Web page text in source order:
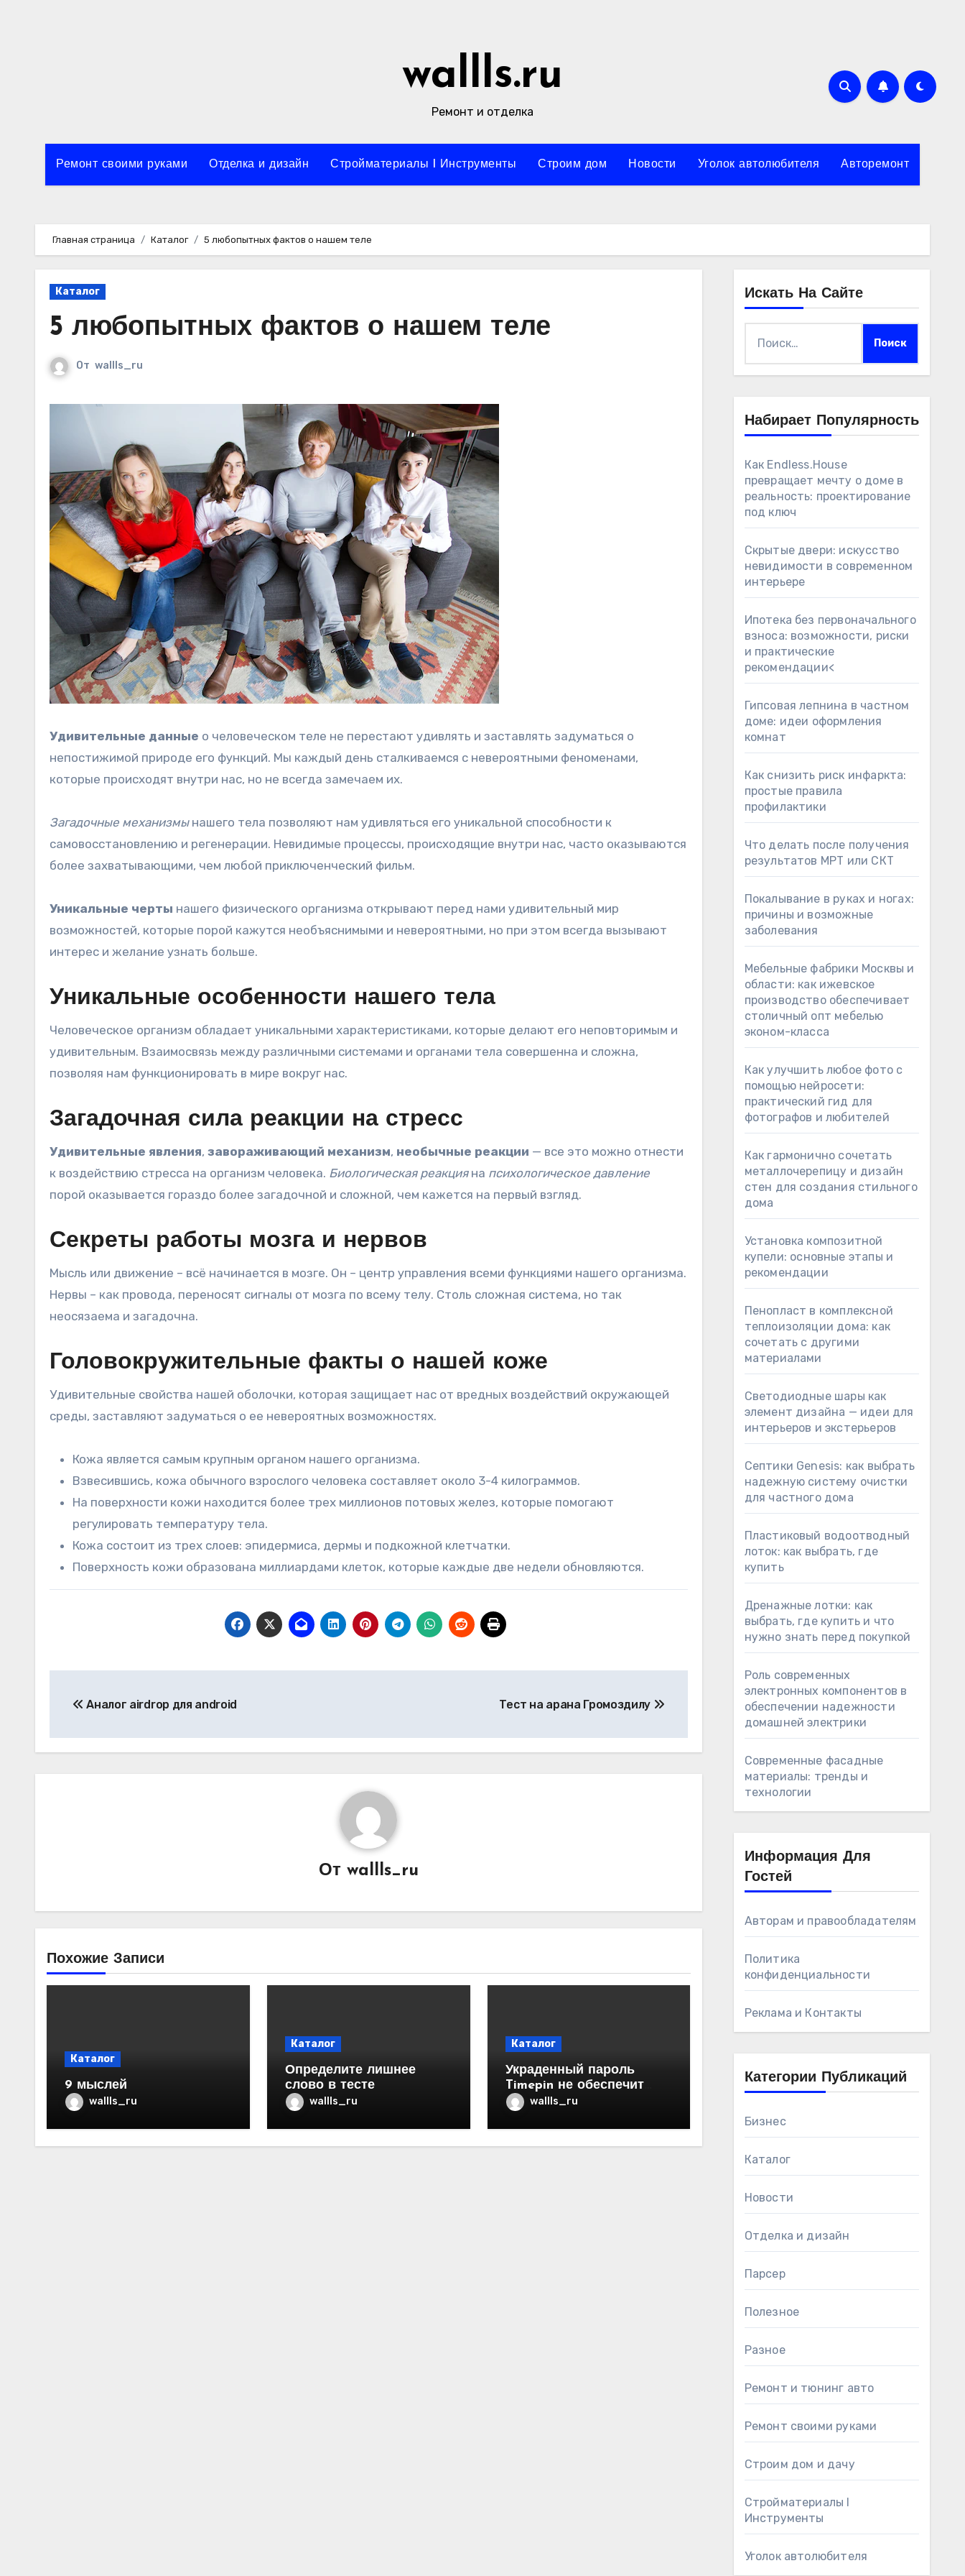
wallls.ru
Ремонт и отделка
Ремонт своими руками Отделка и дизайн Стройматериалы l Инструменты Строим дом Новости Уголок автолюбителя Авторемонт
Главная страница Каталог 5 любопытных фактов о нашем теле
Каталог
5 любопытных фактов о нашем теле
От wallls_ru
Удивительные данные о человеческом теле не перестают удивлять и заставлять задуматься о
непостижимой природе его функций. Мы каждый день сталкиваемся с невероятными феноменами,
которые происходят внутри нас, но не всегда замечаем их.
Загадочные механизмынашего тела позволяют нам удивляться его уникальной способности к
самовосстановлению и регенерации. Невидимые процессы, происходящие внутри нас, часто оказываются
более захватывающими, чем любой приключенческий фильм.
Уникальные черты нашего физического организма открывают перед нами удивительный мир
возможностей, которые порой кажутся необъяснимыми и невероятными, но при этом всегда вызывают
интерес и желание узнать больше.
Уникальные особенности нашего тела
Человеческое организм обладает уникальными характеристиками, которые делают его неповторимым и
удивительным. Взаимосвязь между различными системами и органами тела совершенна и сложна,
позволяя нам функционировать в мире вокруг нас.
Загадочная сила реакции на стресс
Удивительные явления, завораживающий механизм, необычные реакции — все это можно отнести
к воздействию стресса на организм человека. Биологическая реакцияна психологическое давление
порой оказывается гораздо более загадочной и сложной, чем кажется на первый взгляд.
Секреты работы мозга и нервов
Мысль или движение – всё начинается в мозге. Он – центр управления всеми функциями нашего организма.
Нервы – как провода, переносят сигналы от мозга по всему телу. Столь сложная система, но так
неосязаема и загадочна.
Головокружительные факты о нашей коже
Удивительные свойства нашей оболочки, которая защищает нас от вредных воздействий окружающей
среды, заставляют задуматься о ее невероятных возможностях.
Кожа является самым крупным органом нашего организма.
Взвесившись, кожа обычного взрослого человека составляет около 3-4 килограммов.
На поверхности кожи находится более трех миллионов потовых желез, которые помогают
регулировать температуру тела.
Кожа состоит из трех слоев: эпидермиса, дермы и подкожной клетчатки.
Поверхность кожи образована миллиардами клеток, которые каждые две недели обновляются.
по
записям
Аналог airdrop для android Тест на арана Громоздилу
От wallls_ru
Похожие Записи
Каталог
9 мыслей
wallls_ru
Каталог
Определите лишнее
слово в тесте
wallls_ru
Каталог
Украденный пароль
Timepin не обеспечит
безопасность через
минуту
wallls_ru
Искать На Сайте
Набирает Популярность
Как Endless.House
превращает мечту о доме в
реальность: проектирование
под ключ
Скрытые двери: искусство
невидимости в современном
интерьере
Ипотека без первоначального
взноса: возможности, риски
и практические
рекомендации<
Гипсовая лепнина в частном
доме: идеи оформления
комнат
Как снизить риск инфаркта:
простые правила
профилактики
Что делать после получения
результатов МРТ или СКТ
Покалывание в руках и ногах:
причины и возможные
заболевания
Мебельные фабрики Москвы и
области: как ижевское
производство обеспечивает
столичный опт мебелью
эконом-класса
Как улучшить любое фото с
помощью нейросети:
практический гид для
фотографов и любителей
Как гармонично сочетать
металлочерепицу и дизайн
стен для создания стильного
дома
Установка композитной
купели: основные этапы и
рекомендации
Пенопласт в комплексной
теплоизоляции дома: как
сочетать с другими
материалами
Светодиодные шары как
элемент дизайна — идеи для
интерьеров и экстерьеров
Септики Genesis: как выбрать
надежную систему очистки
для частного дома
Пластиковый водоотводный
лоток: как выбрать, где
купить
Дренажные лотки: как
выбрать, где купить и что
нужно знать перед покупкой
Роль современных
электронных компонентов в
обеспечении надежности
домашней электрики
Современные фасадные
материалы: тренды и
технологии
Информация Для
Гостей
Авторам и правообладателям
Политика
конфиденциальности
Реклама и Контакты
Категории Публикаций
Бизнес
Каталог
Новости
Отделка и дизайн
Парсер
Полезное
Разное
Ремонт и тюнинг авто
Ремонт своими руками
Строим дом и дачу
Стройматериалы l
Инструменты
Уголок автолюбителя